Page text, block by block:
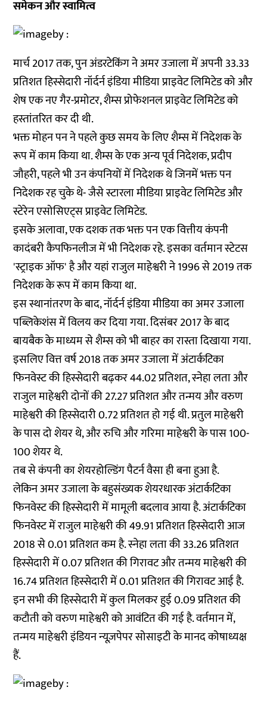
समेकन और स्वामित्व
मार्च 2017 तक, पुन अंडरटेकिंग ने अमर उजाला में अपनी 33.33
प्रतिशत हिस्सेदारी नॉर्दर्न इंडिया मीडिया प्राइवेट लिमिटेड को और
शेष एक नए गैर-प्रमोटर, शैम्स प्रोफेशनल प्राइवेट लिमिटेड को
हस्तांतरित कर दी थी.
भक्त मोहन पन ने पहले कुछ समय के लिए शैम्स में निदेशक के
रूप में काम किया था. शैम्स के एक अन्य पूर्व निदेशक, प्रदीप
जौहरी, पहले भी उन कंपनियों में निदेशक थे जिनमें भक्त पन
निदेशक रह चुके थे- जैसे स्टारला मीडिया प्राइवेट लिमिटेड और
स्टेरेन एसोसिएट्स प्राइवेट लिमिटेड.
इसके अलावा, एक दशक तक भक्त पन एक वित्तीय कंपनी
कादंबरी कैपफिनलीज में भी निदेशक रहे. इसका वर्तमान स्टेटस
'स्ट्राइक ऑफ' है और यहां राजुल माहेश्वरी ने 1996 से 2019 तक
निदेशक के रूप में काम किया था.
इस स्थानांतरण के बाद, नॉर्दर्न इंडिया मीडिया का अमर उजाला
पब्लिकेशंस में विलय कर दिया गया. दिसंबर 2017 के बाद
बायबैक के माध्यम से शैम्स को भी बाहर का रास्ता दिखाया गया.
इसलिए वित्त वर्ष 2018 तक अमर उजाला में अंटार्कटिका
फिनवेस्ट की हिस्सेदारी बढ़कर 44.02 प्रतिशत, स्नेहा लता और
राजुल माहेश्वरी दोनों की 27.27 प्रतिशत और तन्मय और वरुण
माहेश्वरी की हिस्सेदारी 0.72 प्रतिशत हो गई थी. प्रतुल माहेश्वरी
के पास दो शेयर थे, और रुचि और गरिमा माहेश्वरी के पास 100-
100 शेयर थे.
तब से कंपनी का शेयरहोल्डिंग पैटर्न वैसा ही बना हुआ है.
लेकिन अमर उजाला के बहुसंख्यक शेयरधारक अंटार्कटिका
फिनवेस्ट की हिस्सेदारी में मामूली बदलाव आया है. अंटार्कटिका
फिनवेस्ट में राजुल माहेश्वरी की 49.91 प्रतिशत हिस्सेदारी आज
2018 से 0.01 प्रतिशत कम है. स्नेहा लता की 33.26 प्रतिशत
हिस्सेदारी में 0.07 प्रतिशत की गिरावट और तन्मय माहेश्वरी की
16.74 प्रतिशत हिस्सेदारी में 0.01 प्रतिशत की गिरावट आई है.
इन सभी की हिस्सेदारी में कुल मिलकर हुई 0.09 प्रतिशत की
कटौती को वरुण माहेश्वरी को आवंटित की गई है. वर्तमान में,
तन्मय माहेश्वरी इंडियन न्यूज़पेपर सोसाइटी के मानद कोषाध्यक्ष
हैं.